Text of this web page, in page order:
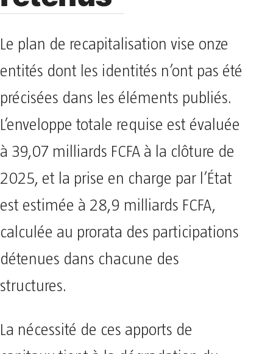
Le plan de recapitalisation vise onze
entités dont les identités n’ont pas été
précisées dans les éléments publiés.
L’enveloppe totale requise est évaluée
à 39,07 milliards FCFA à la clôture de
2025, et la prise en charge par l’État
est estimée à 28,9 milliards FCFA,
calculée au prorata des participations
détenues dans chacune des
structures.
La nécessité de ces apports de